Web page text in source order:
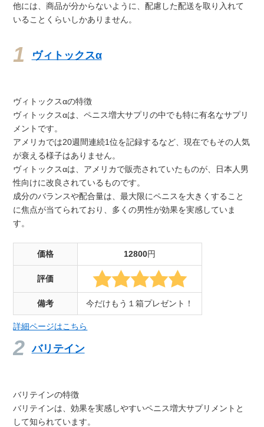
他には、商品が分からないように、配慮した配送を取り入れて
いることくらいしかありません。
ヴィトックスα
ヴィトックスαの特徴
ヴィトックスαは、ペニス増大サプリの中でも特に有名なサプリ
メントです。
アメリカでは20週間連続1位を記録するなど、現在でもその人気
が衰える様子はありません。
ヴィトックスαは、アメリカで販売されていたものが、日本人男
性向けに改良されているものです。
成分のバランスや配合量は、最大限にペニスを大きくすること
に焦点が当てられており、多くの男性が効果を実感していま
す。
価格 12800円
評価
備考 今だけもう１箱プレゼント！
詳細ページはこちら
バリテイン
バリテインの特徴
バリテインは、効果を実感しやすいペニス増大サプリメントと
して知られています。